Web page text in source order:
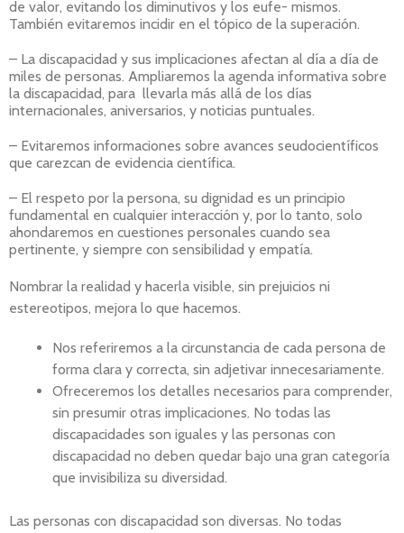
de valor, evitando los diminutivos y los eufe- mismos.
También evitaremos incidir en el tópico de la superación.
– La discapacidad y sus implicaciones afectan al día a día de
miles de personas. Ampliaremos la agenda informativa sobre
la discapacidad, para llevarla más allá de los días
internacionales, aniversarios, y noticias puntuales.
– Evitaremos informaciones sobre avances seudocientíficos
que carezcan de evidencia científica.
– El respeto por la persona, su dignidad es un principio
fundamental en cualquier interacción y, por lo tanto, solo
ahondaremos en cuestiones personales cuando sea
pertinente, y siempre con sensibilidad y empatía.
Nombrar la realidad y hacerla visible, sin prejuicios ni
estereotipos, mejora lo que hacemos.
Nos referiremos a la circunstancia de cada persona de
forma clara y correcta, sin adjetivar innecesariamente.
Ofreceremos los detalles necesarios para comprender,
sin presumir otras implicaciones. No todas las
discapacidades son iguales y las personas con
discapacidad no deben quedar bajo una gran categoría
que invisibiliza su diversidad.
Las personas con discapacidad son diversas. No todas